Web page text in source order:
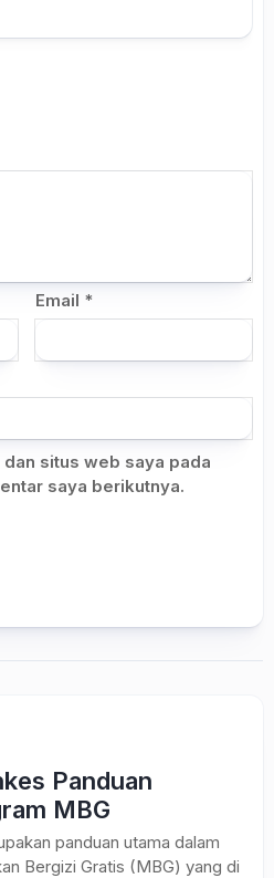
Email *
situs web saya pada
saya berikutnya.
Panduan
MBG
panduan utama dalam
Bergizi Gratis (MBG) yang di